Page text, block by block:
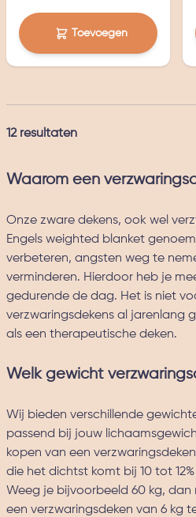
Toevoegen
12resultaten
Waarom een
Onze zware dekens, ook wel
Engels weighted blanket
verbeteren, angsten weg te
verminderen. Hierdoor heb je
gedurende de dag. Het is niet
verzwaringsdekens al jarenlang
als een therapeutische deken.
Welk gewicht
Wij bieden verschillende
passend bij jouw
kopen van een
die het dichtst komt bij 10 tot
Weeg je bijvoorbeeld 60 kg,
een verzwaringsdeken van 6 kg